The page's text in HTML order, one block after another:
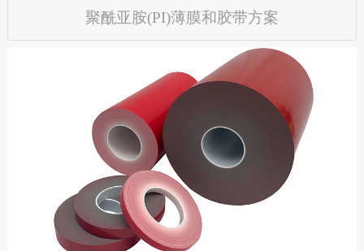
聚酰亚胺(PI)薄膜和胶带方案